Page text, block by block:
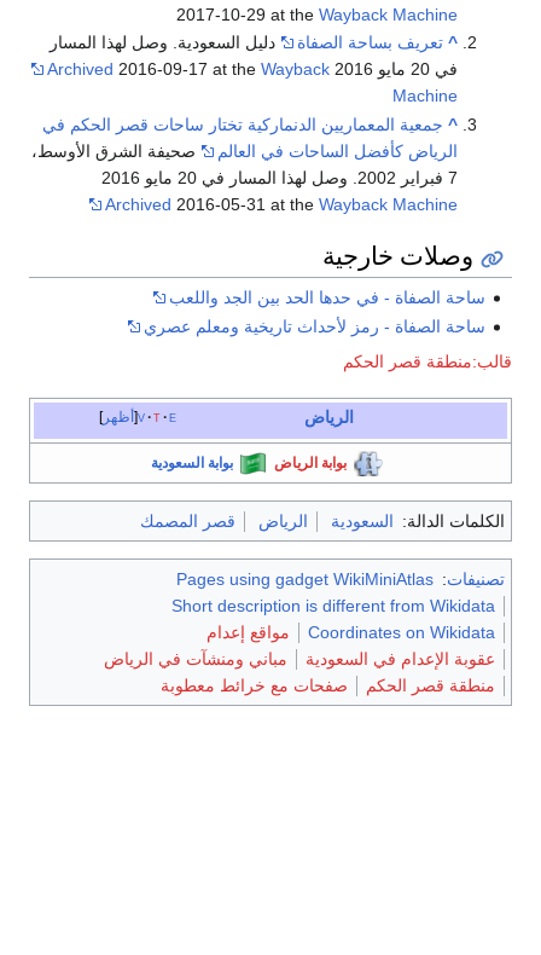
2017-10-29 at theWayback Machine
^ تعريف بساحة الصفاة
دليل السعودية. وصل لهذا المسار
في 20 مايو 2016
Archived 2016-09-17 at theWayback
Machine
^ جمعية المعماريين الدنماركية تختار ساحات قصر الحكم في
الرياض كأفضل الساحات في العالم
صحيفة الشرق الأوسط،
7 فبراير 2002. وصل لهذا المسار في 20 مايو 2016
Archived 2016-05-31 at theWayback Machine
وصلات خارجية
ساحة الصفاة - في حدها الحد بين الجد واللعب
ساحة الصفاة - رمز لأحداث تاريخية ومعلم عصري
قالب:منطقة قصر الحكم
أظهر v t e الرياض
بوابة الرياض بوابة السعودية
الكلمات الدالة: السعودية الرياض قصر المصمك
تصنيفات:
Pages using gadget WikiMiniAtlas
Short description is different from Wikidata
Coordinates on Wikidata
مواقع إعدام
عقوبة الإعدام في السعودية
مباني ومنشآت في الرياض
منطقة قصر الحكم
صفحات مع خرائط معطوبة